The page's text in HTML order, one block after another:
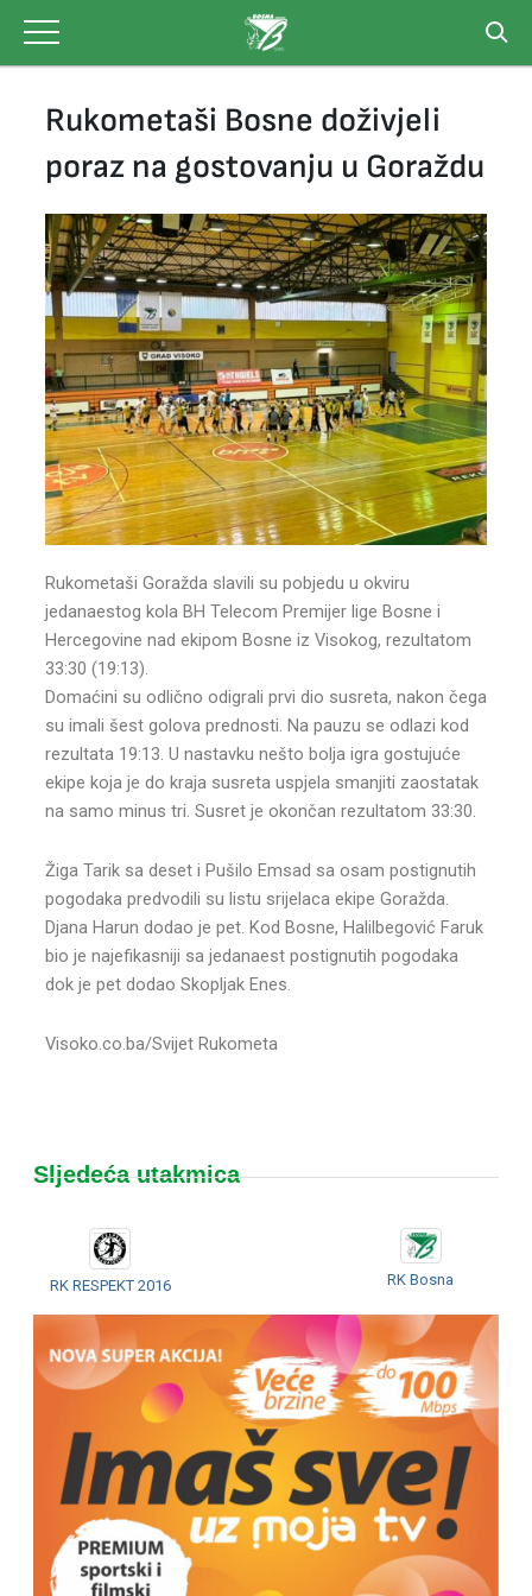
content
Rukometaši Bosne doživjeli
poraz na gostovanju u Goraždu
Rukometaši Goražda slavili su pobjedu u okviru
jedanaestog kola BH Telecom Premijer lige Bosne i
Hercegovine nad ekipom Bosne iz Visokog, rezultatom
33:30 (19:13).
Domaćini su odlično odigrali prvi dio susreta, nakon čega
su imali šest golova prednosti. Na pauzu se odlazi kod
rezultata 19:13. U nastavku nešto bolja igra gostujuće
ekipe koja je do kraja susreta uspjela smanjiti zaostatak
na samo minus tri. Susret je okončan rezultatom 33:30.
Žiga Tarik sa deset i Pušilo Emsad sa osam postignutih
pogodaka predvodili su listu srijelaca ekipe Goražda.
Djana Harun dodao je pet. Kod Bosne, Halilbegović Faruk
bio je najefikasniji sa jedanaest postignutih pogodaka
dok je pet dodao Skopljak Enes.
Visoko.co.ba/Svijet Rukometa
Sljedeća utakmica
RK RESPEKT 2016 RK Bosna